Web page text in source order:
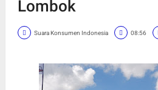
Lombok
Suara Konsumen Indonesia 08:56